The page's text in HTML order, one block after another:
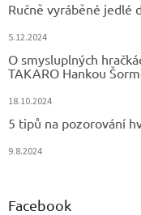
Ručně vyráběné jedlé
5.12.2024
O smysluplných
TAKARO Hankou
18.10.2024
5 tipů na pozorování
9.8.2024
Facebook